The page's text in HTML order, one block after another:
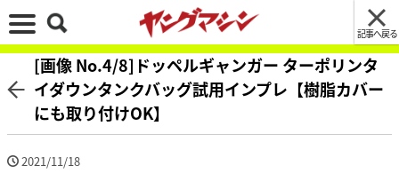
記事へ戻る
[画像 No.4/8]ドッペルギャンガー ターポリンタ
イダウンタンクバッグ試用インプレ【樹脂カバー
にも取り付けOK】
2021/11/18